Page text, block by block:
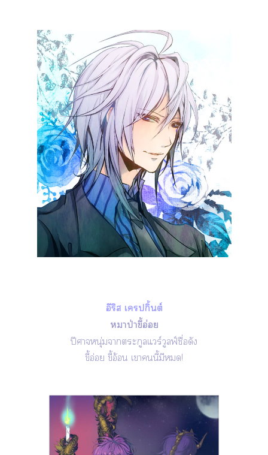
อีริส เครปกิ้นต์
หมาป่าขี้อ่อย
ปีศาจหนุ่มาตระกูลแวร์วูลฟ์ชื่อดัง
ขี้อ่อย ขี้อ้อน เานี้มี!